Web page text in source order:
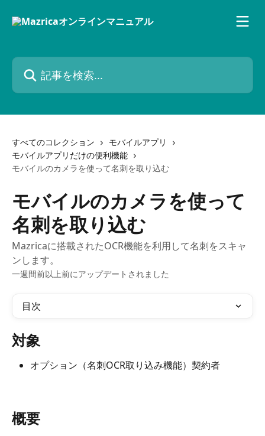
記事を検索...
すべてのコレクション
モバイルアプリ
モバイルアプリだけの便利機能
モバイルのカメラを使って名刺を取り込む
モバイルのカメラを使って
名刺を取り込む
Mazricaに搭載されたOCR機能を利用して名刺をスキャ
ンします。
一週間前以上前にアップデートされました
目次
対象
オプション（名刺OCR取り込み機能）契約者
概要